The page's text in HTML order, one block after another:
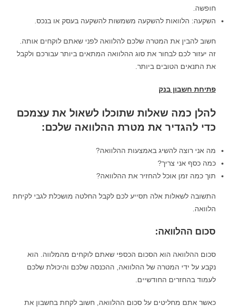
חופשה.
השקעה: הלוואות להשקעה משמשות להשקעה בעסק או בנכס.
חשוב להבין את המטרה שלכם להלוואה לפני שאתם לוקחים אותה.
זה יעזור לכם לבחור את סוג ההלוואה המתאים ביותר עבורכם ולקבל
את התנאים הטובים ביותר.
פתיחת חשבון בנק
להלן כמה שאלות שתוכלו לשאול את עצמכם
כדי להגדיר את מטרת ההלוואה שלכם:
מה אני רוצה להשיג באמצעות ההלוואה?
כמה כסף אני צריך?
תוך כמה זמן אוכל להחזיר את ההלוואה?
התשובה לשאלות אלה תסייע לכם לקבל החלטה מושכלת לגבי לקיחת
הלוואה.
סכום ההלוואה:
סכום ההלוואה הוא הסכום הכספי שאתם לוקחים מהמלווה. הוא
נקבע על ידי המטרה של ההלוואה, ההכנסה שלכם והיכולת שלכם
לעמוד בהחזרים החודשיים.
כאשר אתם מחליטים על סכום ההלוואה, חשוב לקחת בחשבון את